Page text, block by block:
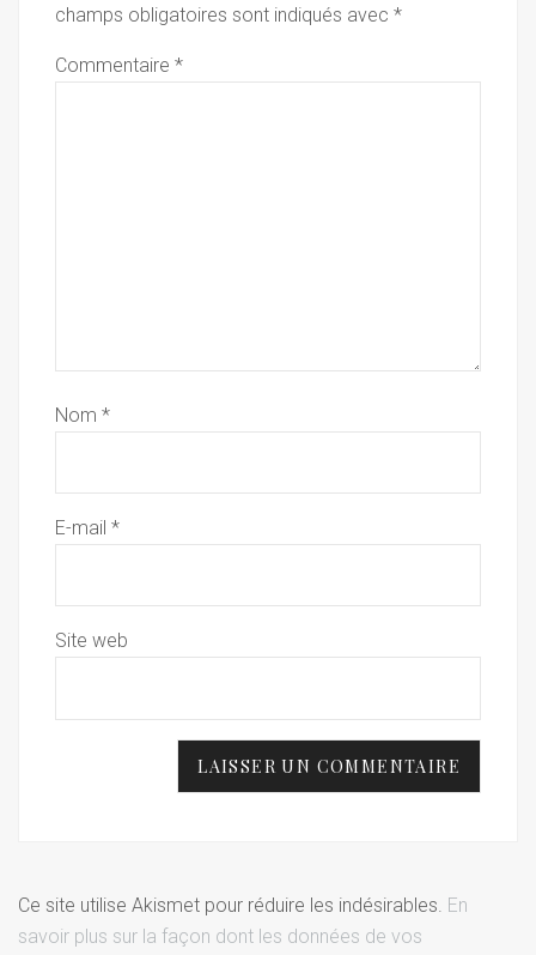
champs obligatoires sont indiqués avec *
Commentaire *
Nom *
E-mail *
Site web
Ce site utilise Akismet pour réduire les indésirables. En
savoir plus sur la façon dont les données de vos